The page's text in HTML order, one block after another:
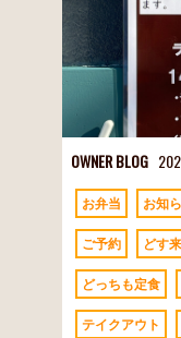
OWNER BLOG
お弁当 お知
ご予約 どす
どっちも定食
テイクアウト